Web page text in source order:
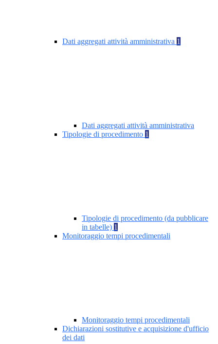
Dati aggregati attività amministrativa 1
Dati aggregati attività amministrativa
Tipologie di procedimento 1
Tipologie di procedimento (da pubblicare
in tabelle) 1
Monitoraggio tempi procedimentali
Monitoraggio tempi procedimentali
Dichiarazioni sostitutive e acquisizione d'ufficio
dei dati